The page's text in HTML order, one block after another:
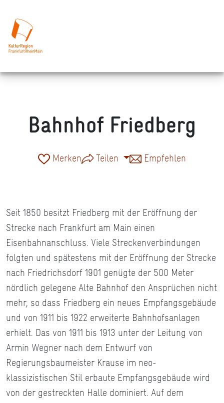
Bahnhof Friedberg
Merken Teilen Empfehlen
Seit 1850 besitzt Friedberg mit der Eröffnung der
Strecke nach Frankfurt am Main einen
Eisenbahnanschluss. Viele Streckenverbindungen
folgten und spätestens mit der Eröffnung der Strecke
nach Friedrichsdorf 1901 genügte der 500 Meter
nördlich gelegene Alte Bahnhof den Ansprüchen nicht
mehr, so dass Friedberg ein neues Empfangsgebäude
und von 1911 bis 1922 erweiterte Bahnhofsanlagen
erhielt. Das von 1911 bis 1913 unter der Leitung von
Armin Wegner nach dem Entwurf von
Regierungsbaumeister Krause im neo-
klassizistischen Stil erbaute Empfangsgebäude wird
von der gestreckten Halle dominiert. Auf dem